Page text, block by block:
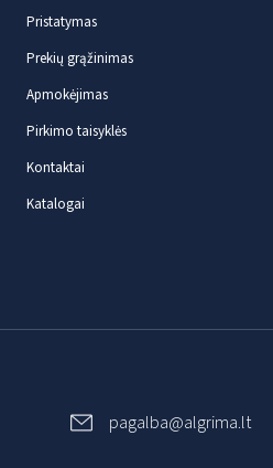
Pristatymas
Prekių grąžinimas
Apmokėjimas
Pirkimo taisyklės
Kontaktai
Katalogai
pagalba@algrima.lt